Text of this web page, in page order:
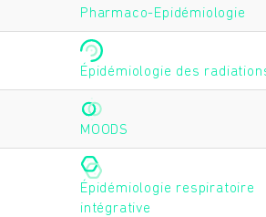
Pharmaco-Epidémiologie
Épidémiologie des
MOODS
Épidémiologie respiratoire
intégrative